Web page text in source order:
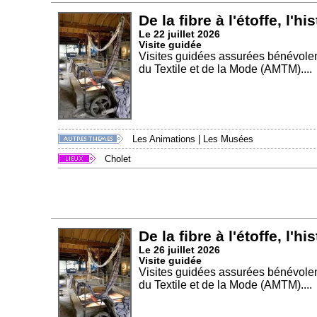
De la fibre à l'étoffe,
Le 22 juillet 2026
Visite guidée
Visites guidées assurées
du Textile et de la Mode (AMTM)....
Les Animations
Les Musées
Cholet
De la fibre à l'étoffe,
Le 26 juillet 2026
Visite guidée
Visites guidées assurées
du Textile et de la Mode (AMTM)....